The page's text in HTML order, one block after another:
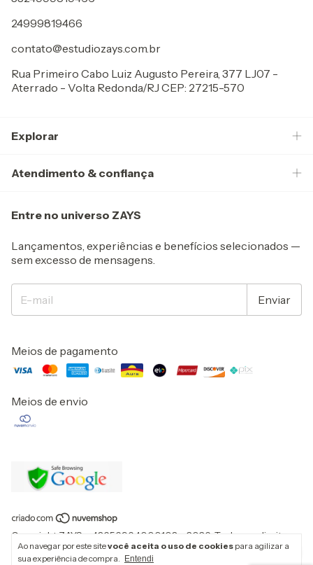
Ao navegar por este sitevocê aceita o uso de cookies para agilizar a
sua experiência de compra.
Entendi
24999819466
contato@estudiozays.com.br
Rua Primeiro Cabo Luiz Augusto Pereira, 377 LJ07 -
Aterrado - Volta Redonda/RJ CEP: 27215-570
Explorar
Atendimento & confiança
Entre no universo ZAYS
Lançamentos, experiências e benefícios selecionados —
sem excesso de mensagens.
Meios de pagamento
Meios de envio
Copyright ZAYS - 43656964000103 - 2026. Todos os direitos
reservados.